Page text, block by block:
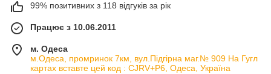
99% позитивних з 118 відгуків за рік
Працює з 10.06.2011
м. Одеса
м.Одеса, промринок 7км, вул.Підгірна маг.№ 909 На Гугл
картах вставте цей код : CJRV+P6, Одеса, Україна